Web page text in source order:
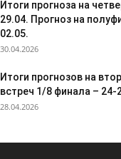
Итоги прогноза на
29.04. Прогноз на
02.05.
30.04.2026
Итоги прогнозов на
встреч 1/8 финала – 24-
28.04.2026